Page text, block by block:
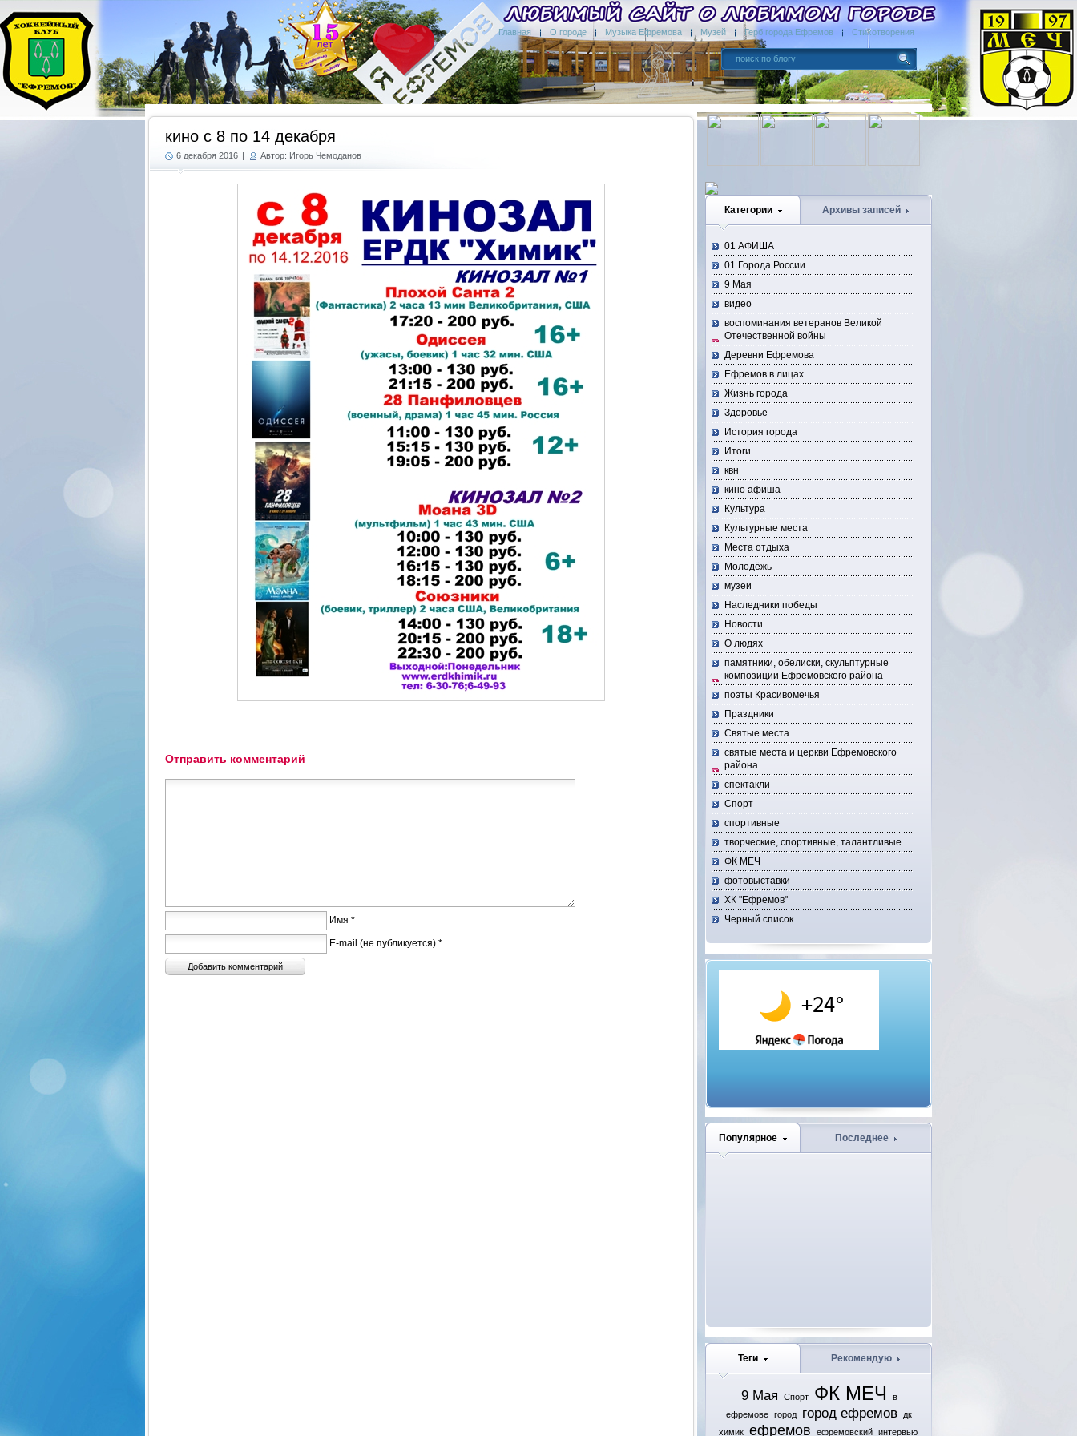
Главная О городе Музыка Ефремова Музей Герб города Ефремов Стихотворения
кино с 8 по 14 декабря
6 декабря 2016 | Автор: Игорь Чемоданов
Отправить комментарий
Имя *
E-mail (не публикуется) *
Категории Архивы записей
01 АФИША
01 Города России
9 Мая
видео
воспоминания ветеранов Великой
Отечественной войны
Деревни Ефремова
Ефремов в лицах
Жизнь города
Здоровье
История города
Итоги
квн
кино афиша
Культура
Культурные места
Места отдыха
Молодёжь
музеи
Наследники победы
Новости
О людях
памятники, обелиски, скульптурные
композиции Ефремовского района
поэты Красивомечья
Праздники
Святые места
святые места и церкви Ефремовского
района
спектакли
Спорт
спортивные
творческие, спортивные, талантливые
ФК МЕЧ
фотовыставки
ХК "Ефремов"
Черный список
Популярное Последнее
Теги Рекомендую
9 Мая Спорт ФК МЕЧ
в
ефремове
город город ефремов
дк
химик
ефремов ефремовский интервью